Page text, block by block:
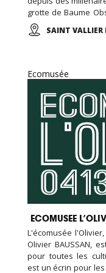
grotte de Baume
unique de
magnifier l’œuvre
SAINT VALLIER
Ecomusée
L'écomusée
Olivier BAUSSAN,
pour toutes les
est un écrin pour